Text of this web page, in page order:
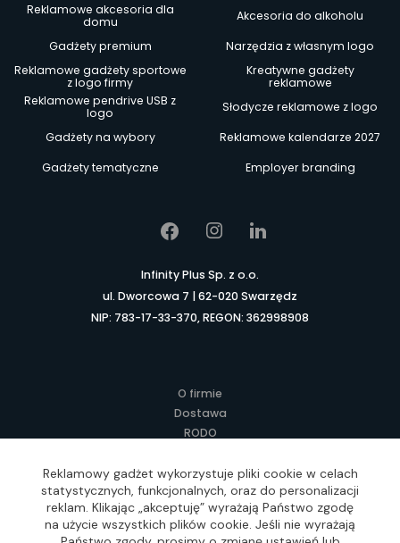
Reklamowe akcesoria dla
domu
Akcesoria do alkoholu
Gadżety premium
Narzędzia z własnym logo
Reklamowe gadżety sportowe
z logo firmy
Kreatywne gadżety
reklamowe
Reklamowe pendrive USB z
logo
Słodycze reklamowe z logo
Gadżety na wybory
Reklamowe kalendarze 2027
Gadżety tematyczne
Employer branding
Infinity Plus Sp. z o.o.
ul. Dworcowa 7 | 62-020 Swarzędz
NIP: 783-17-33-370, REGON: 362998908
O firmie
Dostawa
RODO
Regulamin
Lokalne Gadżety Reklamowe
Jak zamawiać?
Słownik pojęć
Reklamowy gadżet wykorzystuje pliki cookie w celach
statystycznych, funkcjonalnych, oraz do personalizacji
reklam. Klikając „akceptuję” wyrażają Państwo zgodę
na użycie wszystkich plików cookie. Jeśli nie wyrażają